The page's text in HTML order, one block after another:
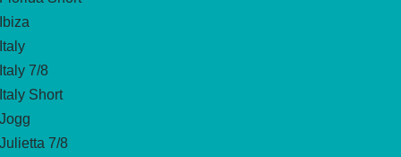
Ibiza
Italy
Italy 7/8
Italy Short
Jogg
Julietta 7/8